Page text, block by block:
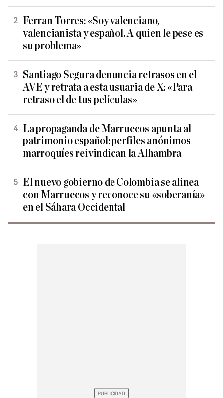
Ferran Torres: «Soy valenciano,
valencianista y español. A quien le pese es
su problema»
Santiago Segura denuncia retrasos en el
AVE y retrata a esta usuaria de X: «Para
retraso el de tus películas»
La propaganda de Marruecos apunta al
patrimonio español: perfiles anónimos
marroquíes reivindican la Alhambra
El nuevo gobierno de Colombia se alinea
con Marruecos y reconoce su «soberanía»
en el Sáhara Occidental